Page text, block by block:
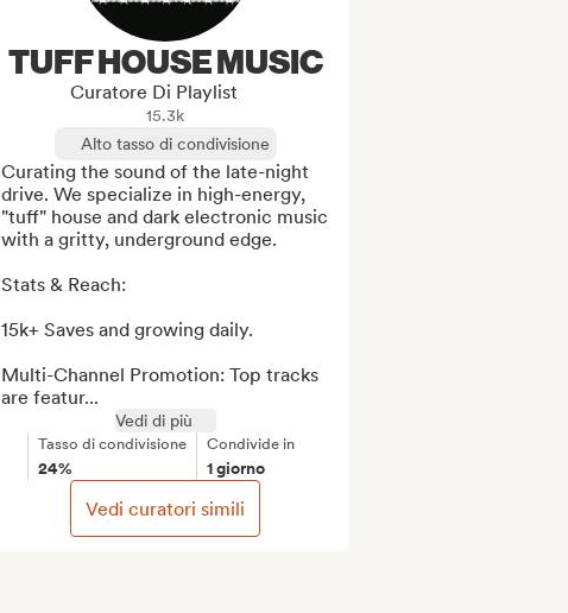
TUFF HOUSE MUSIC
Curatore Di Playlist
15.3k
Alto tasso di condivisione
Curating the sound of the late-night
drive. We specialize in high-energy,
"tuff" house and dark electronic music
with a gritty, underground edge.
Stats & Reach:
15k+ Saves and growing daily.
Multi-Channel Promotion: Top tracks
are featur...
Vedi di più
Tasso di condivisione
24%
Condivide in
1 giorno
Vedi curatori simili